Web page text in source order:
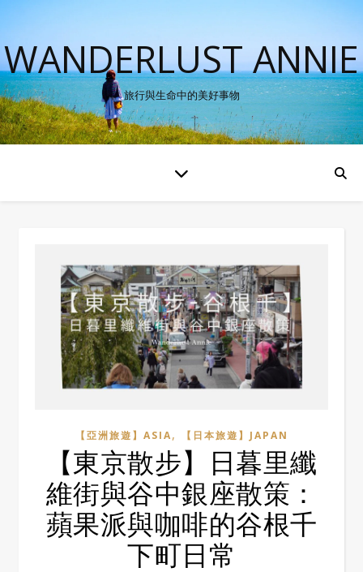
WANDERLUST ANNIE
旅行與生命中的美好事物
【亞洲旅遊】ASIA, 【日本旅遊】JAPAN
【東京散步】日暮里纖
維街與谷中銀座散策：
蘋果派與咖啡的谷根千
下町日常